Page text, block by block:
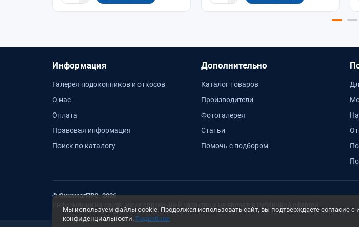
Мы используем файлы cookie. Продолжая использовать сайт, вы подтверждаете согласие с
конфиденциальности. Подробнее
Информация
Галерея подоконников и откосов
О нас
Оплата
Правовая информация
Поиск по каталогу
Дополнительно
Каталог товаров
Производители
Фотогалерея
Статьи
Помочь с подбором
© ОкнамагПРО. 2026